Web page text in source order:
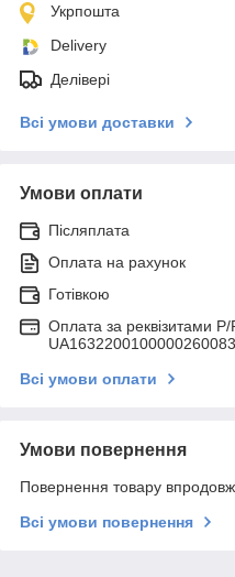
Укрпошта
Delivery
Делівері
Всі умови доставки
Умови оплати
Післяплата
Оплата на рахунок
Готівкою
Оплата за реквізитами P/
Всі умови оплати
Умови повернення
Повернення товару
Всі умови повернення